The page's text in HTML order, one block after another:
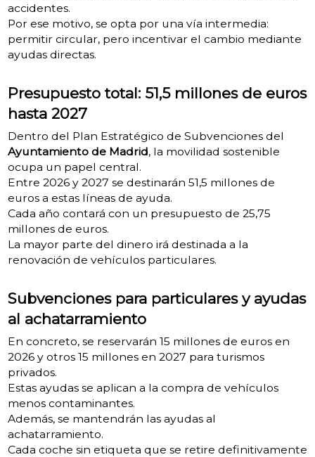
accidentes.
Por ese motivo, se opta por una vía intermedia:
permitir circular, pero incentivar el cambio mediante
ayudas directas.
Presupuesto total: 51,5 millones de euros
hasta 2027
Dentro del Plan Estratégico de Subvenciones del
Ayuntamiento de Madrid, la movilidad sostenible
ocupa un papel central.
Entre 2026 y 2027 se destinarán 51,5 millones de
euros a estas líneas de ayuda.
Cada año contará con un presupuesto de 25,75
millones de euros.
La mayor parte del dinero irá destinada a la
renovación de vehículos particulares.
Subvenciones para particulares y ayudas
al achatarramiento
En concreto, se reservarán 15 millones de euros en
2026 y otros 15 millones en 2027 para turismos
privados.
Estas ayudas se aplican a la compra de vehículos
menos contaminantes.
Además, se mantendrán las ayudas al
achatarramiento.
Cada coche sin etiqueta que se retire definitivamente